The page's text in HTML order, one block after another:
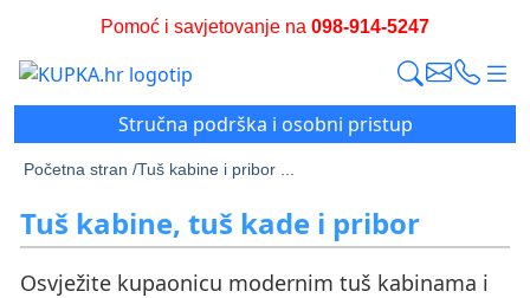
Pomoć i savjetovanje na 098-914-5247
Stručna podrška i osobni pristup
Početna stran /Tuš kabine i pribor ...
Tuš kabine, tuš kade i pribor
Osvježite kupaonicu modernim tuš kabinama i